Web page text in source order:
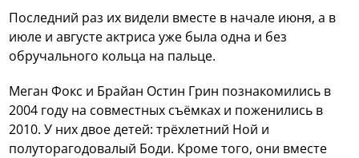
Последний раз их видели вместе в начале июня, а в
июле и августе актриса уже была одна и без
обручального кольца на пальце.
Меган Фокс и Брайан Остин Грин познакомились в
2004 году на совместных съёмках и поженились в
2010. У них двое детей: трёхлетний Ной и
полуторагодовалый Боди. Кроме того, они вместе